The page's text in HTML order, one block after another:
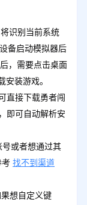
识别当前系统
备启动模拟器后
，需要点击桌面
装游戏。
直接下载勇者闯
即可自动解析安
或者想通过其
找不到渠道
想自定义键